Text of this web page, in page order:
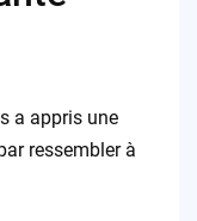
a appris une
ressembler à